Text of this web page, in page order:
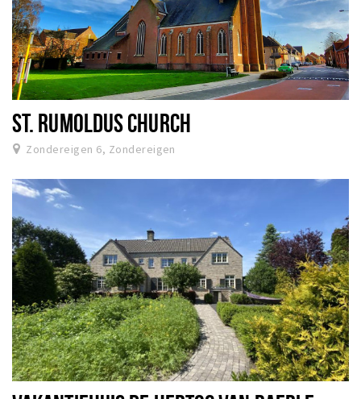
ST. RUMOLDUS CHURCH
Zondereigen 6, Zondereigen